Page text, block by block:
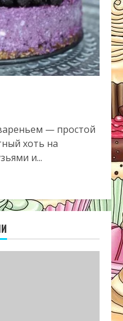
— простой
хоть на
и...